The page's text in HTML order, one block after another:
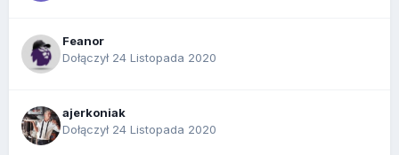
Feanor
Dołączył 24 Listopada 2020
ajerkoniak
Dołączył 24 Listopada 2020